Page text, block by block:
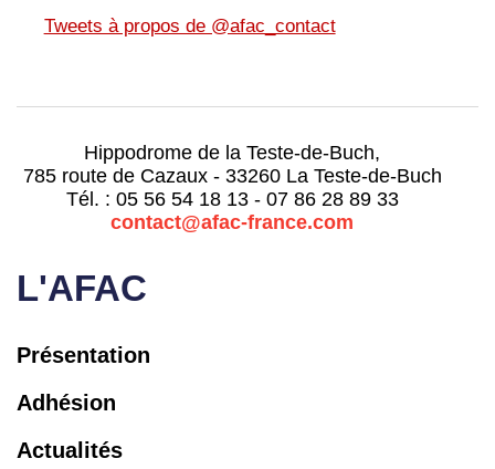
Tweets à propos de @afac_contact
L'AFAC
Présentation
Adhésion
Actualités
Hippodrome de la Teste-de-Buch,
785 route de Cazaux - 33260 La Teste-de-Buch
Tél. : 05 56 54 18 13 - 07 86 28 89 33
contact@afac-france.com